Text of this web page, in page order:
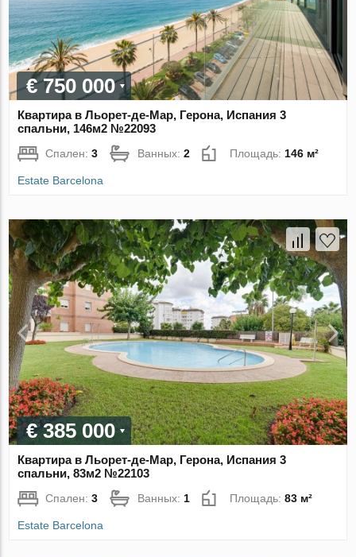
€ 750 000
Квартира в Льорет-де-Мар, Герона, Испания 3
спальни, 146м2 №22093
Спален:3 Ванных:2 Площадь:146 м²
Estate Barcelona
€ 385 000
Квартира в Льорет-де-Мар, Герона, Испания 3
спальни, 83м2 №22103
Спален:3 Ванных: 1 Площадь:83 м²
Estate Barcelona